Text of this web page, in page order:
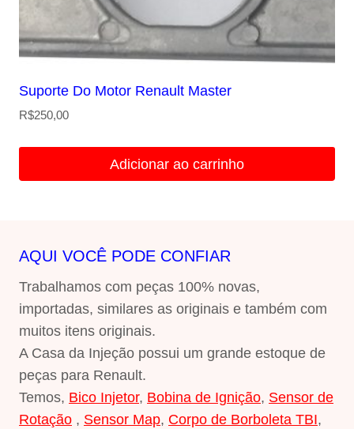
Suporte Do Motor Renault Master
R$250,00
Adicionar ao carrinho
AQUI VOCÊ PODE CONFIAR
Trabalhamos com peças 100% novas,
importadas, similares as originais e também com
muitos itens originais.
A Casa da Injeção possui um grande estoque de
peças para Renault.
Temos, Bico Injetor, Bobina de Ignição, Sensor de
Rotação , Sensor Map, Corpo de Borboleta TBI,